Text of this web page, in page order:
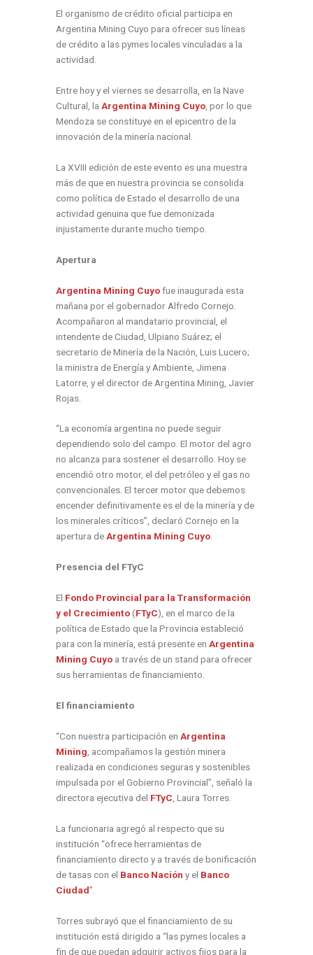
El organismo de crédito oficial participa en
Argentina Mining Cuyo para ofrecer sus líneas
de crédito a las pymes locales vinculadas a la
actividad.
Entre hoy y el viernes se desarrolla, en la Nave
Cultural, la Argentina Mining Cuyo , por lo que
Mendoza se constituye en el epicentro de la
innovación de la minería nacional.
La XVIII edición de este evento es una muestra
más de que en nuestra provincia se consolida
como política de Estado el desarrollo de una
actividad genuina que fue demonizada
injustamente durante mucho tiempo.
Apertura
Argentina Mining Cuyofue inaugurada esta
mañana por el gobernador Alfredo Cornejo.
Acompañaron al mandatario provincial, el
intendente de Ciudad, Ulpiano Suárez; el
secretario de Minería de la Nación, Luis Lucero;
la ministra de Energía y Ambiente, Jimena
Latorre, y el director de Argentina Mining, Javier
Rojas.
“La economía argentina no puede seguir
dependiendo solo del campo. El motor del agro
no alcanza para sostener el desarrollo. Hoy se
encendió otro motor, el del petróleo y el gas no
convencionales. El tercer motor que debemos
encender definitivamente es el de la minería y de
los minerales críticos”, declaró Cornejo en la
apertura deArgentina Mining Cuyo.
Presencia del FTyC
El Fondo Provincial para la Transformación
y el Crecimiento(FTyC), en el marco de la
política de Estado que la Provincia estableció
para con la minería, está presente en Argentina
Mining Cuyo a través de un stand para ofrecer
sus herramientas de financiamiento.
El financiamiento
“Con nuestra participación en Argentina
Mining , acompañamos la gestión minera
realizada en condiciones seguras y sostenibles
impulsada por el Gobierno Provincial”, señaló la
directora ejecutiva del FTyC , Laura Torres.
La funcionaria agregó al respecto que su
institución “ofrece herramientas de
financiamiento directo y a través de bonificación
de tasas con el Banco Nación y el Banco
Ciudad”.
Torres subrayó que el financiamiento de su
institución está dirigido a “las pymes locales a
fin de que puedan adquirir activos fijos para la